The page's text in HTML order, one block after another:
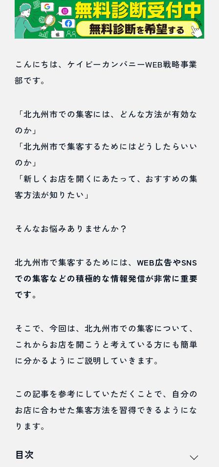
インバウンド
業務効率
KB Web戦略事業部
こんにちは、ケイビーカンパニーWEB戦略事業
部です。
「北九州市での集客には、どんな方法が有効な
のか」
「北九州市で集客するためにはどうしたらいい
のか」
「新しくお店を開くにあたって、おすすめの集
客方法が知りたい」
そんなお悩みありませんか？
北九州市で集客するためには、 WEB広告やSNS
での集客などの積極的な情報発信が非常に重要
です。
そこで、今回は、北九州市での集客について、
これからお店を開こうと考えている方にも簡単
に分かるようにご説明していきます。
この記事を参考にしていただくことで、自分の
お店に合わせた集客方法を習得できるようにな
ります。
目次